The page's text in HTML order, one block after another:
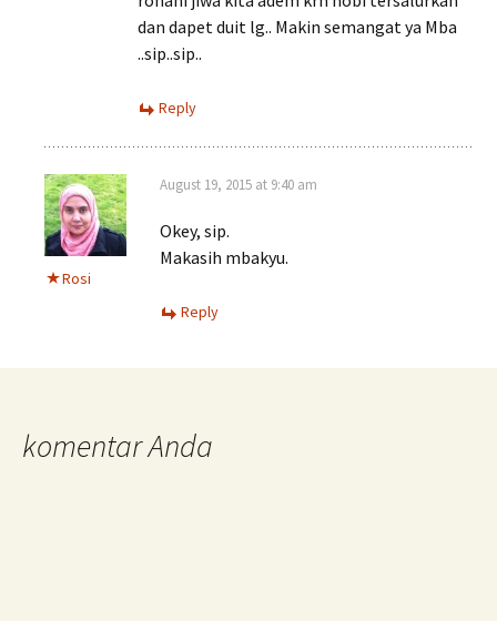
dan dapet duit lg.. Makin semangat ya Mba
..sip..sip..
Reply
Rosi
August 19, 2015 at 9:40 am
Okey, sip.
Makasih mbakyu.
Reply
komentar Anda